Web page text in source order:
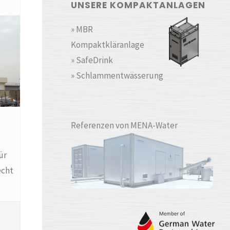
UNSERE KOMPAKTANLAGEN
» MBR
Kompaktkläranlage
» SafeDrink
» Schlammentwässerung
Referenzen von MENA-Water